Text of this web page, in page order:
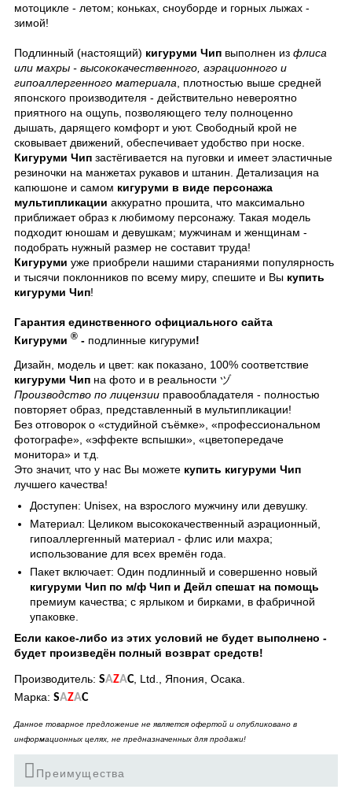
мотоцикле - летом; коньках, сноуборде и горных лыжах -
зимой!
Подлинный (настоящий) кигуруми Чип выполнен из флиса
или махры - высококачественного, аэрационного и
гипоаллергенного материала , плотностью выше средней
японского производителя - действительно невероятно
приятного на ощупь, позволяющего телу полноценно
дышать, дарящего комфорт и уют. Свободный крой не
сковывает движений, обеспечивает удобство при носке.
Кигуруми Чип застёгивается на пуговки и имеет эластичные
резиночки на манжетах рукавов и штанин. Детализация на
капюшоне и самом кигуруми в виде персонажа
мультипликации аккуратно прошита, что максимально
приближает образ к любимому персонажу. Такая модель
подходит юношам и девушкам; мужчинам и женщинам -
подобрать нужный размер не составит труда!
Кигуруми уже приобрели нашими стараниями популярность
и тысячи поклонников по всему миру, спешите и Вы купить
кигуруми Чип!
Гарантия единственного официального сайта
Кигуруми ® - подлинные кигуруми!
Дизайн, модель и цвет: как показано, 100% соответствие
кигуруми Чип на фото и в реальности ヅ
Производство по лицензии правообладателя - полностью
повторяет образ, представленный в мультипликации!
Без отговорок о «студийной съёмке», «профессиональном
фотографе», «эффекте вспышки», «цветопередаче
монитора» и т.д.
Это значит, что у нас Вы можете купить кигуруми Чип
лучшего качества!
Доступен: Unisex, на взрослого мужчину или девушку.
Материал: Целиком высококачественный аэрационный,
гипоаллергенный материал - флис или махра;
использование для всех времён года.
Пакет включает: Один подлинный и совершенно новый
кигуруми Чип по м/ф Чип и Дейл спешат на помощь
премиум качества; с ярлыком и бирками, в фабричной
упаковке.
Если какое-либо из этих условий не будет выполнено -
будет произведён полный возврат средств!
Производитель: SAZAC, Ltd., Япония, Осака.
Марка: SAZAC
Данное товарное предложение не является офертой и опубликовано в
информационных целях, не предназначенных для продажи!
Преимущества